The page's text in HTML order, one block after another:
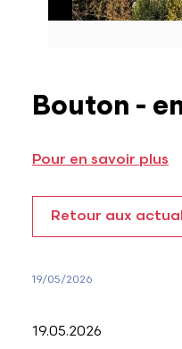
Bouton -
Pour en savoir plus
Retour aux
19/05/2026
19.05.2026